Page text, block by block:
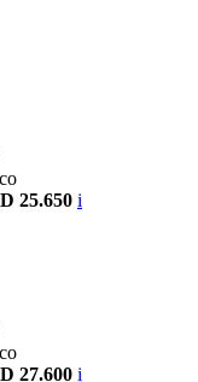
25.650 i
27.600 i